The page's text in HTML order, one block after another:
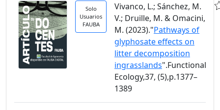
Solo
Usuarios
FAUBA
Vivanco, L.; Sánchez, M.
V.; Druille, M. & Omacini,
M. (2023)."Pathways of
glyphosate effects on
litter decomposition
ingrasslands".Functional
Ecology,37, (5),p.1377–
1389